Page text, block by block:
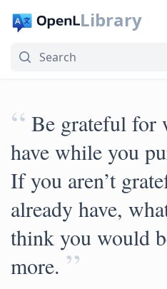
Library
“ Be grateful for
have while you
If you aren’t
already have,
think you would
more. ”